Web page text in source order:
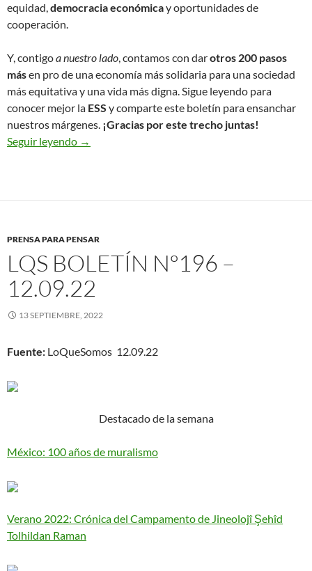
equidad,democracia económicay oportunidades de
cooperación.
Y, contigoa nuestro lado, contamos con darotros 200 pasos
másen pro de una economía más solidaria para una sociedad
más equitativa y una vida más digna. Sigue leyendo para
conocer mejor la ESS y comparte este boletín para ensanchar
nuestros márgenes. ¡Gracias por este trecho juntas!
Seguir leyendo Boletín Economía Solidaria (ESS), todo un
→
PRENSA PARA PENSAR
LQS BOLETÍN Nº196 –
12.09.22
13 SEPTIEMBRE, 2022
Fuente: LoQueSomos 12.09.22
Destacado de la semana
México: 100 años de muralismo
Verano 2022: Crónica del Campamento de Jineolojî Şehîd
Tolhildan Raman